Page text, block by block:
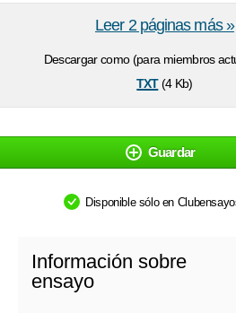
Descargar como (para miembros
txt(4 Kb)
Leer 2 páginas más »
Guardar
Disponible sólo en
Información sobre
ensayo